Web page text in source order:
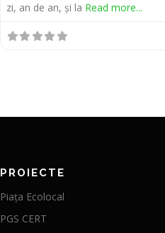
zi, an de an, și la Read more...
PROIECTE
Piața Ecolocal
PGS CERT